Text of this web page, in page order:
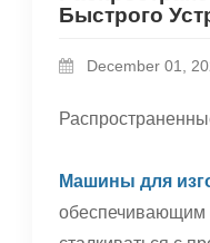
Быстрого
December 01,
Машины для
обеспечивающим